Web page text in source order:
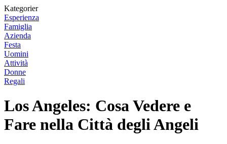
Kategorier
Esperienza
Famiglia
Azienda
Festa
Uomini
Attività
Donne
Regali
Los Angeles: Cosa Vedere e
Fare nella Città degli Angeli